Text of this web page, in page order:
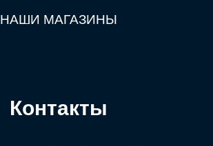
НАШИ МАГАЗИНЫ
Контакты